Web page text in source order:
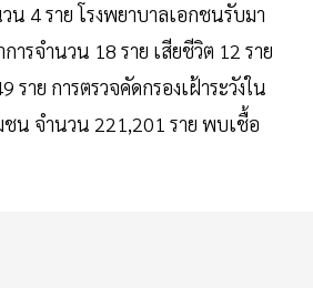
น 4 ราย โรงพยาบาลเอกชนรับมา
ารจำนวน 18 ราย เสียชีวิต 12 ราย
ราย การตรวจคัดกรองเฝ้าระวังใน
น จำนวน 221,201 ราย พบเชื้อ